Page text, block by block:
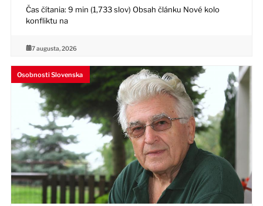
Čas čítania: 9 min (1,733 slov) Obsah článku Nové kolo
konfliktu na
7 augusta, 2026
Osobnosti Slovenska